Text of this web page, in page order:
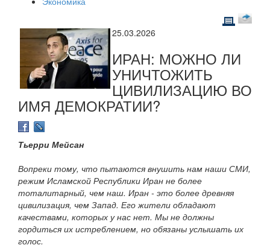
25.03.2026
ИРАН: МОЖНО ЛИ
УНИЧТОЖИТЬ
ЦИВИЛИЗАЦИЮ ВО
ИМЯ ДЕМОКРАТИИ?
Тьерри Мейсан
Вопреки тому, что пытаются внушить нам наши СМИ,
режим Исламской Республики Иран не более
тоталитарный, чем наш. Иран - это более древняя
цивилизация, чем Запад. Его жители обладают
качествами, которых у нас нет. Мы не должны
гордиться их истреблением, но обязаны услышать их
голос.